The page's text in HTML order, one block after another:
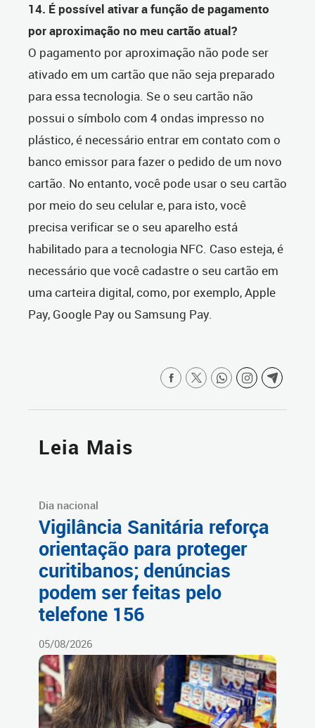
14. É possível ativar a função de pagamento
por aproximação no meu cartão atual?
O pagamento por aproximação não pode ser
ativado em um cartão que não seja preparado
para essa tecnologia. Se o seu cartão não
possui o símbolo com 4 ondas impresso no
plástico, é necessário entrar em contato com o
banco emissor para fazer o pedido de um novo
cartão. No entanto, você pode usar o seu cartão
por meio do seu celular e, para isto, você
precisa verificar se o seu aparelho está
habilitado para a tecnologia NFC. Caso esteja, é
necessário que você cadastre o seu cartão em
uma carteira digital, como, por exemplo, Apple
Pay, Google Pay ou Samsung Pay.
Leia Mais
Dia nacional
Vigilância Sanitária reforça
orientação para proteger
curitibanos; denúncias
podem ser feitas pelo
telefone 156
05/08/2026